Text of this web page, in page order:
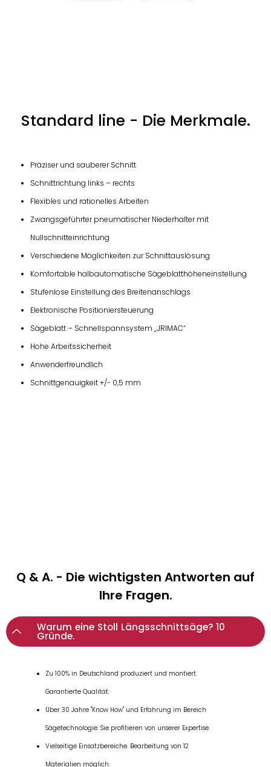
Standard line - Die Merkmale.
Präziser und sauberer Schnitt
Schnittrichtung links – rechts
Flexibles und rationelles Arbeiten
Zwangsgeführter pneumatischer Niederhalter mit
Nullschnitteinrichtung
Verschiedene Möglichkeiten zur Schnittauslösung
Komfortable halbautomatische Sägeblatthöheneinstellung
Stufenlose Einstellung des Breitenanschlags
Elektronische Positioniersteuerung
Sägeblatt – Schnellspannsystem „JRIMAC“
Hohe Arbeitssicherheit
Anwenderfreundlich
Schnittgenauigkeit +/- 0,5 mm
Q & A. - Die wichtigsten Antworten auf
Ihre Fragen.
Warum eine Stoll Längsschnittsäge? 10
Gründe.
Zu 100% in Deutschland produziert und montiert.
Garantierte Qualität.
Über 30 Jahre "Know How" und Erfahrung im Bereich
Sägetechnologie. Sie profitieren von unserer Expertise.
Vielseitige Einsatzbereiche. Bearbeitung von 12
Materialien möglich.